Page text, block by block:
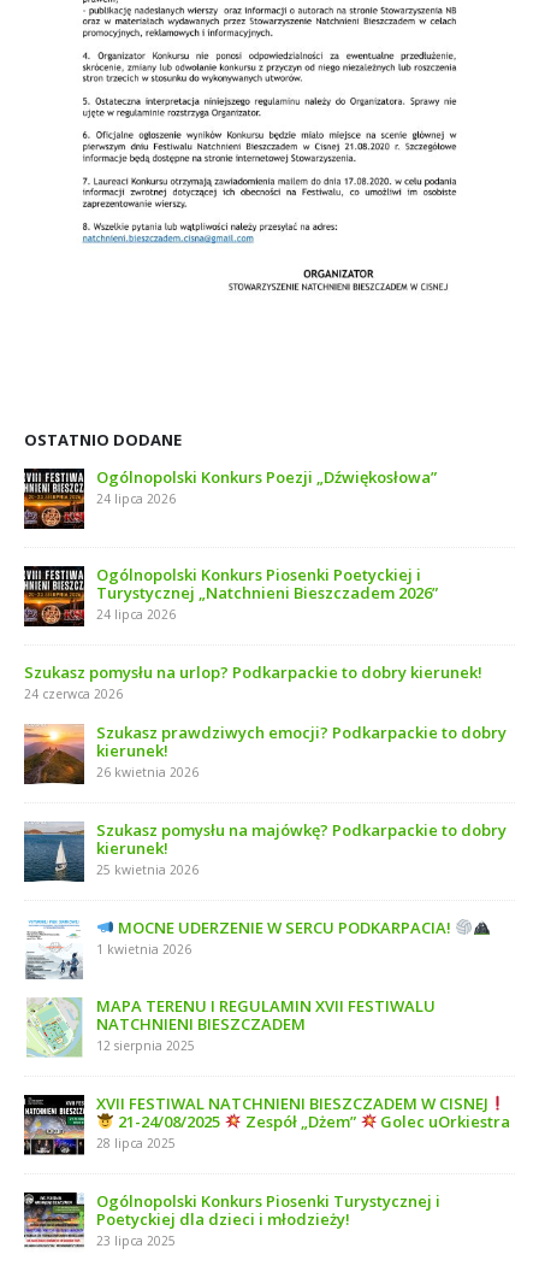
OSTATNIO DODANE
Ogólnopolski Konkurs Poezji „Dźwiękosłowa”
24 lipca 2026
Ogólnopolski Konkurs Piosenki Poetyckiej i
Turystycznej „Natchnieni Bieszczadem 2026”
24 lipca 2026
Szukasz pomysłu na urlop? Podkarpackie to dobry kierunek!
24 czerwca 2026
Szukasz prawdziwych emocji? Podkarpackie to dobry
kierunek!
26 kwietnia 2026
Szukasz pomysłu na majówkę? Podkarpackie to dobry
kierunek!
25 kwietnia 2026
MOCNE UDERZENIE W SERCU PODKARPACIA!
1 kwietnia 2026
MAPA TERENU I REGULAMIN XVII FESTIWALU
NATCHNIENI BIESZCZADEM
12 sierpnia 2025
XVII FESTIWAL NATCHNIENI BIESZCZADEM W CISNEJ
21-24/08/2025
Zespół „Dżem” Golec uOrkiestra
28 lipca 2025
Ogólnopolski Konkurs Piosenki Turystycznej i
Poetyckiej dla dzieci i młodzieży!
23 lipca 2025